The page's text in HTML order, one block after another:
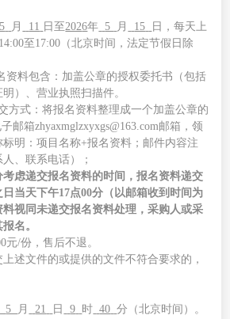
5 月 11 日 至2026年 5 月 15 日，每天上
至17:00（北京时间，法定节假日除
资料包含： 加盖公章的授权委托书（包括
）、营业执照扫描件。
方式 ：将报名资料整理成一个加盖公章的
邮箱zhyaxmglzxyxgs@163.com邮箱，领
明：项目名称+报名资料；邮件内容注
、联系电话）；
考虑递交报名资料的时间，报名资料递交
日当天下午17点00分（以邮箱收到时间为
料视同未递交报名资料处理，采购人或采
报名。
元/份，售后不退。
述文件的或提供的文件不符合要求的，
5 月 21 日 9 时 40 分 （北京时间）。